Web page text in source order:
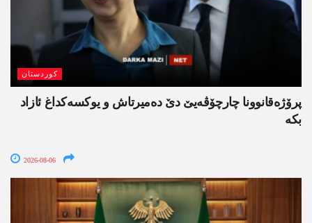
کوردستان
پرۆژەقانوونا چارچۆڤەیێ دێ دەمیرتاش و یوکسەکداغ ئازاد
بکە
2026-08-06